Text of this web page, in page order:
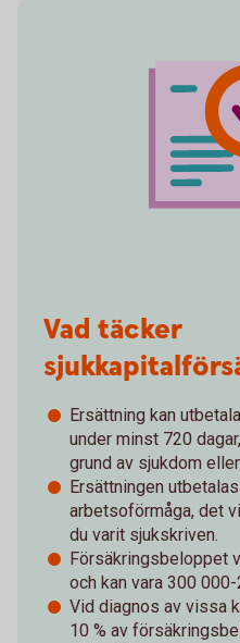
Vad täcker
Ersättning kan
under minst 720
grund av sjukdom
Ersättningen
arbetsoförmåga, det
du varit sjukskriven.
Försäkringsbeloppet
och kan vara 300
Vid diagnos av vissa
10 % av